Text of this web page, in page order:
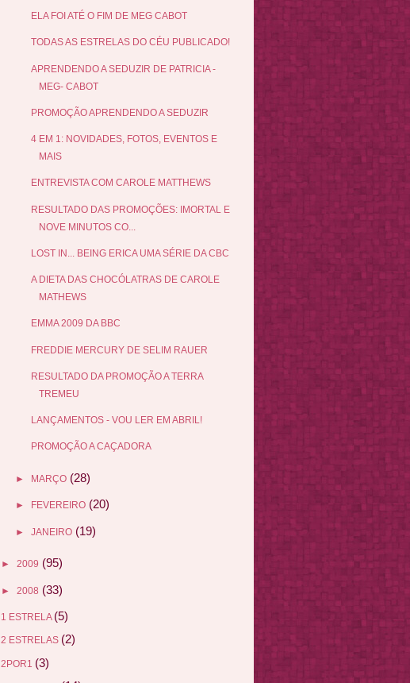
ELA FOI ATÉ O FIM DE MEG CABOT
TODAS AS ESTRELAS DO CÉU PUBLICADO!
APRENDENDO A SEDUZIR DE PATRICIA -
MEG- CABOT
PROMOÇÃO APRENDENDO A SEDUZIR
4 EM 1: NOVIDADES, FOTOS, EVENTOS E
MAIS
ENTREVISTA COM CAROLE MATTHEWS
RESULTADO DAS PROMOÇÕES: IMORTAL E
NOVE MINUTOS CO...
LOST IN... BEING ERICA UMA SÉRIE DA CBC
A DIETA DAS CHOCÓLATRAS DE CAROLE
MATHEWS
EMMA 2009 DA BBC
FREDDIE MERCURY DE SELIM RAUER
RESULTADO DA PROMOÇÃO A TERRA
TREMEU
LANÇAMENTOS - VOU LER EM ABRIL!
PROMOÇÃO A CAÇADORA
► MARÇO (28)
► FEVEREIRO (20)
► JANEIRO (19)
► 2009 (95)
► 2008 (33)
1 ESTRELA (5)
2 ESTRELAS (2)
2POR1 (3)